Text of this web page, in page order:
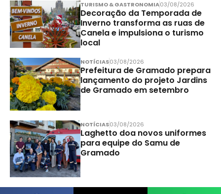
TURISMO & GASTRONOMIA03/08/2026
Decoração da Temporada de
Inverno transforma as ruas de
Canela e impulsiona o turismo
local
NOTÍCIAS03/08/2026
Prefeitura de Gramado prepara
lançamento do projeto Jardins
de Gramado em setembro
NOTÍCIAS03/08/2026
Laghetto doa novos uniformes
para equipe do Samu de
Gramado